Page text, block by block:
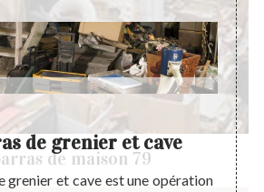
de maison 79
de grenier et cave
grenier et cave est une opération